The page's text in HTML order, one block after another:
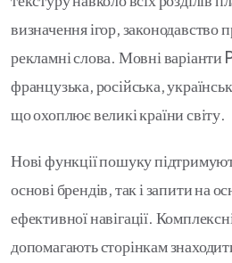
визначення ігор, законодавство
рекламні слова. Мовні
французька, російська,
що охоплює великі країни світу.
Нові функції пошуку
основі брендів, так і запити на
ефективної навігації.
допомагають сторінкам